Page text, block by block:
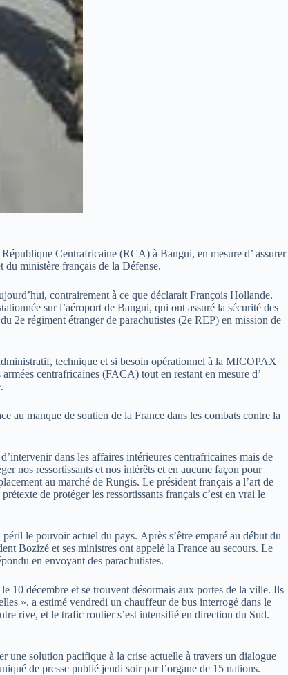
Centrafricaine (RCA) à Bangui, en mesure d’ assurer
du ministère français de la Défense.
contrairement à ce que déclarait François Hollande.
sur l’aéroport de Bangui, qui ont assuré la sécurité des
2e régiment étranger de parachutistes (2e REP) en mission de
technique et si besoin opérationnel à la MICOPAX
centrafricaines (FACA) tout en restant en mesure d’
au manque de soutien de la France dans les combats contre la
dans les affaires intérieures centrafricaines mais de
nos ressortissants et nos intérêts et en aucune façon pour
au marché de Rungis. Le président français a l’art de
de protéger les ressortissants français c’est en vrai le
le pouvoir actuel du pays. Après s’être emparé au début du
Bozizé et ses ministres ont appelé la France au secours. Le
en envoyant des parachutistes.
10 décembre et se trouvent désormais aux portes de la ville. Ils
», a estimé vendredi un chauffeur de bus interrogé dans le
rive, et le trafic routier s’est intensifié en direction du Sud.
une solution pacifique à la crise actuelle à travers un dialogue
de presse publié jeudi soir par l’organe de 15 nations.